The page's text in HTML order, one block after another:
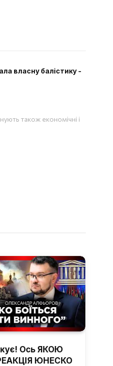
власну балістику -
також економічні і
Ось ЯКОЮ
ЮНЕСКО